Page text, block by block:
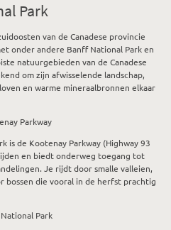
Park
van de Canadese provincie
onder andere Banff National Park en
natuurgebieden van de Canadese
om zijn afwisselende landschap,
en warme mineraalbronnen elkaar
Parkway
is de Kootenay Parkway (Highway 93
en biedt onderweg toegang tot
Je rijdt door smalle valleien,
bossen die vooral in de herfst prachtig
Park